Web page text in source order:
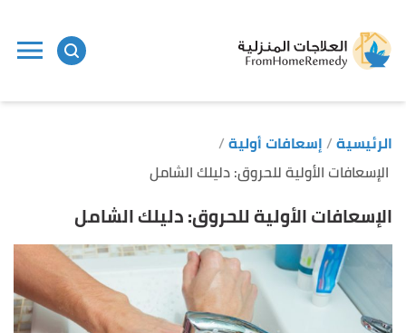
الرئيسية إسعافات أولية
الإسعافات الأولية للحروق: دليلك الشامل
الإسعافات الأولية للحروق: دليلك الشامل